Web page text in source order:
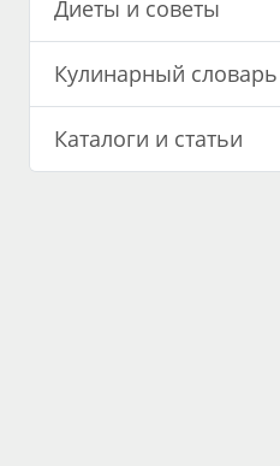
Диеты и советы
Кулинарный словарь
Каталоги и статьи